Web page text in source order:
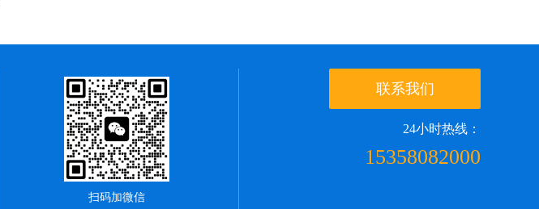
扫码加微信
联系我们
24小时热线：
15358082000